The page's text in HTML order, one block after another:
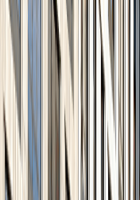
Заставка